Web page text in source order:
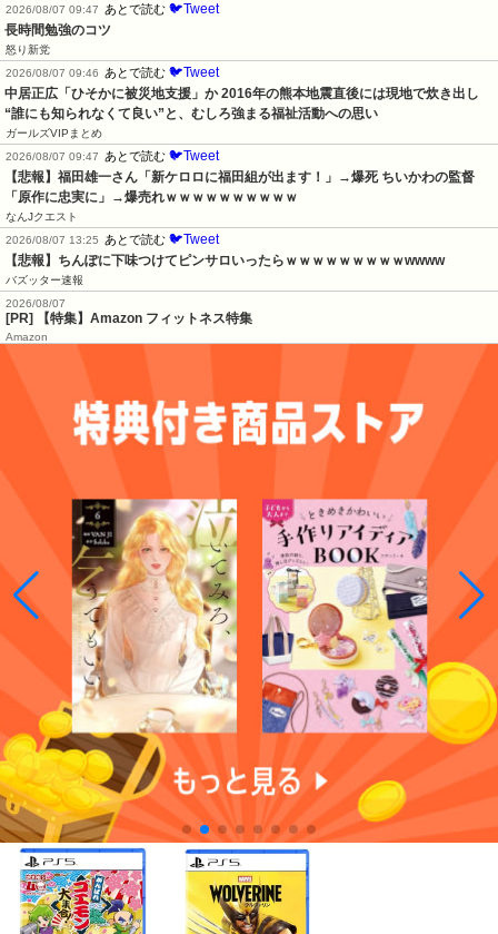
2026/08/07 09:47
あとで読む 🐦Tweet
長時間勉強のコツ
怒り新党
2026/08/07 09:46
あとで読む 🐦Tweet
中居正広「ひそかに被災地支援」か 2016年の熊本地震直後には現地で炊き出し
“誰にも知られなくて良い”と、むしろ強まる福祉活動への思い
ガールズVIPまとめ
2026/08/07 09:47
あとで読む 🐦Tweet
【悲報】福田雄一さん「新ケロロに福田組が出ます！」→爆死 ちいかわの監督
「原作に忠実に」→爆売れｗｗｗｗｗｗｗｗｗｗ
なんJクエスト
2026/08/07 13:25
あとで読む 🐦Tweet
【悲報】ちんぽに下味つけてピンサロいったらｗｗｗｗｗｗｗｗｗwwww
バズッター速報
2026/08/07
[PR] 【特集】Amazon フィットネス特集
Amazon